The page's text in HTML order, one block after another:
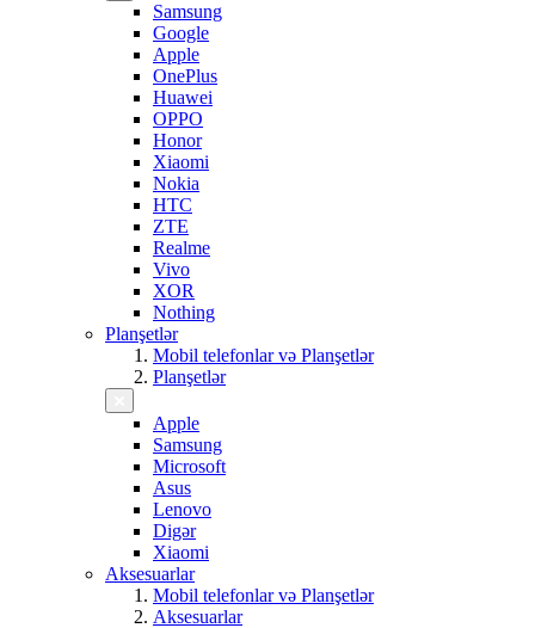
Samsung
Google
Apple
OnePlus
Huawei
OPPO
Honor
Xiaomi
Nokia
HTC
ZTE
Realme
Vivo
XOR
Nothing
Planşetlər
Mobil telefonlar və Planşetlər
Planşetlər
Apple
Samsung
Microsoft
Asus
Lenovo
Digər
Xiaomi
Aksesuarlar
Mobil telefonlar və Planşetlər
Aksesuarlar